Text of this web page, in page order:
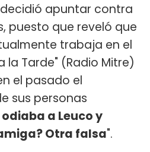
decidió apuntar contra
puesto que reveló que
trabaja en el
la Tarde" (Radio Mitre)
el pasado el
sus personas
odiaba a Leuco y
Otra falsa".